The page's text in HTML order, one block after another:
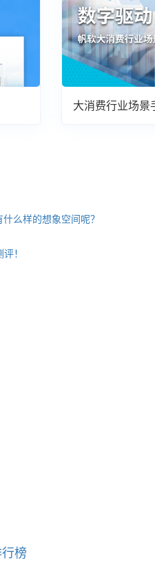
大消费行业场景
么样的想象空间呢？
！
榜